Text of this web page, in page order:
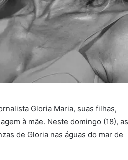
Gloria Maria, suas filhas,
à mãe. Neste domingo (18), as
de Gloria nas águas do mar de